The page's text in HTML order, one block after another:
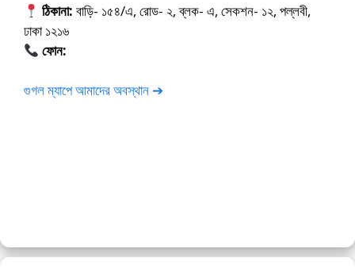
ঠিকানা: বাড়ি- ১৫৪/এ, রোড- ২, ব্লক- এ, সেকশন- ১২, পল্লবী,
ঢাকা ১২১৬
ফোন:
গুগল ম্যাপে আমাদের অবস্থান ➔